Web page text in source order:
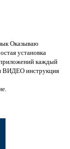
Оказываю
установка
каждый
ВИДЕО инструкция